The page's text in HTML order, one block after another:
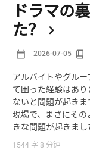
ドラマの
た？
2026-07-05
アルバイトやグル
て困った経験はあ
ないと問題が起き
現場で、まさにそ
きな問題が起きまし
1544 字 8 分钟